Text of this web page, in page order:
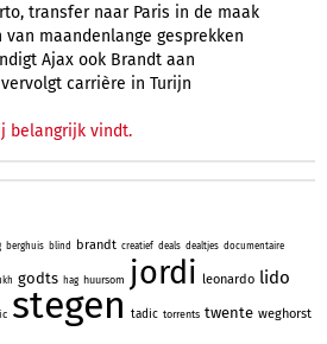
transfer naar Paris in de maak
maandenlange gesprekken
Ajax ook Brandt aan
carrière in Turijn
belangrijk vindt.
berghuis blind brandt creatief deals dealtjes documentaire
godts hag huursom jordi leonardo lido
stegen tadic torrents twente weghorst